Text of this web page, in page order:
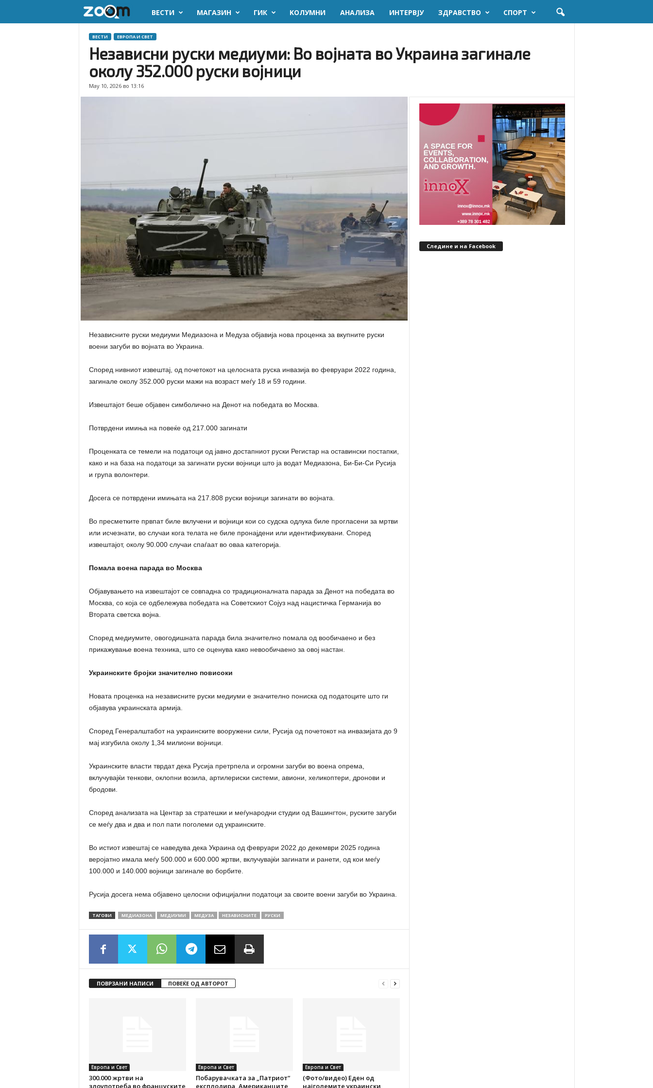
o
o
m
.
ВЕСТИ МАГАЗИН ГИК KОЛУМНИ AНАЛИЗА ИНТЕРВЈУ ЗДРАВСТВО СПОРТ
ВЕСТИ ЕВРОПА И СВЕТ
Независни руски медиуми: Во војната во Украина загинале
околу 352.000 руски војници
May 10, 2026 во 13:16
Независните руски медиуми Медиазона и Медуза објавија нова проценка за вкупните руски
воени загуби во војната во Украина.
Според нивниот извештај, од почетокот на целосната руска инвазија во февруари 2022 година,
загинале околу 352.000 руски мажи на возраст меѓу 18 и 59 години.
Извештајот беше објавен симболично на Денот на победата во Москва.
Потврдени имиња на повеќе од 217.000 загинати
Проценката се темели на податоци од јавно достапниот руски Регистар на оставински постапки,
како и на база на податоци за загинати руски војници што ја водат Медиазона, Би-Би-Си Русија
и група волонтери.
Досега се потврдени имињата на 217.808 руски војници загинати во војната.
Во пресметките првпат биле вклучени и војници кои со судска одлука биле прогласени за мртви
или исчезнати, во случаи кога телата не биле пронајдени или идентификувани. Според
извештајот, околу 90.000 случаи спаѓаат во оваа категорија.
Помала воена парада во Москва
Објавувањето на извештајот се совпадна со традиционалната парада за Денот на победата во
Москва, со која се одбележува победата на Советскиот Сојуз над нацистичка Германија во
Втората светска војна.
Според медиумите, овогодишната парада била значително помала од вообичаено и без
прикажување воена техника, што се оценува како невообичаено за овој настан.
Украинските бројки значително повисоки
Новата проценка на независните руски медиуми е значително пониска од податоците што ги
објавува украинската армија.
Според Генералштабот на украинските вооружени сили, Русија од почетокот на инвазијата до 9
мај изгубила околу 1,34 милиони војници.
Украинските власти тврдат дека Русија претрпела и огромни загуби во воена опрема,
вклучувајќи тенкови, оклопни возила, артилериски системи, авиони, хеликоптери, дронови и
бродови.
Според анализата на Центар за стратешки и меѓународни студии од Вашингтон, руските загуби
се меѓу два и два и пол пати поголеми од украинските.
Во истиот извештај се наведува дека Украина од февруари 2022 до декември 2025 година
веројатно имала меѓу 500.000 и 600.000 жртви, вклучувајќи загинати и ранети, од кои меѓу
100.000 и 140.000 војници загинале во борбите.
Русија досега нема објавено целосни официјални податоци за своите воени загуби во Украина.
ТАГОВИ МЕДИАЗОНА МЕДИУМИ МЕДУЗА НЕЗАВИСНИТЕ РУСКИ
ПОВРЗАНИ НАПИСИ ПОВЕЌЕ ОД АВТОРОТ
Европа и Свет
300.000 жртви на
злоупотреба во француските
Европа и Свет
Побарувачката за „Патриот“
експлодира, Американците
Европа и Свет
(Фото/видео) Еден од
најголемите украински
Следине и на Facebook